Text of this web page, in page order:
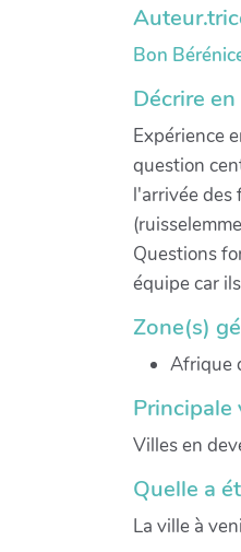
Bon
Décrire
Expérience
question
l'arrivée des
Questions
équipe car
Zone(s)
Afrique
Principale
Villes en
Quelle a
La ville à